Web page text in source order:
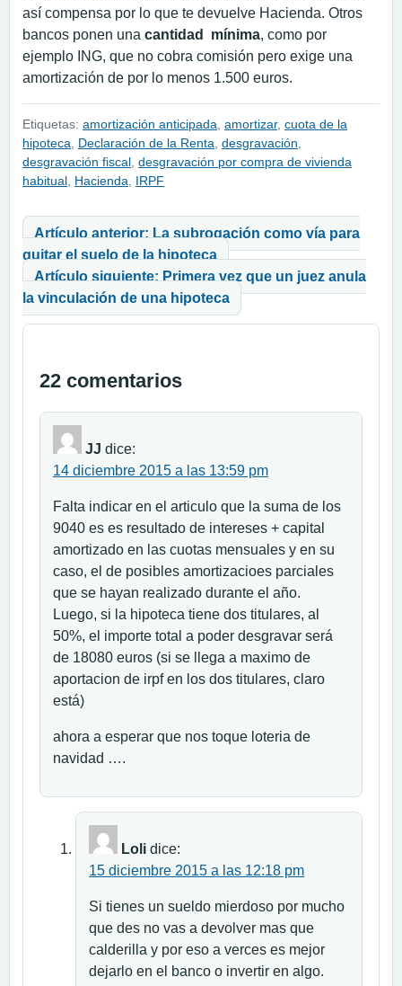
así compensa por lo que te devuelve Hacienda. Otros
bancos ponen una cantidad mínima, como por
ejemplo ING, que no cobra comisión pero exige una
amortización de por lo menos 1.500 euros.
Etiquetas: amortización anticipada amortizar, cuota de la
hipoteca
Declaración de la Renta desgravación
desgravación fiscal desgravación por compra de vivienda
habitual Hacienda IRPF
Navegación de entradas
Artículo anterior: La subrogación como vía para
quitar el suelo de la hipoteca
Artículo siguiente: Primera vez que un juez anula
la vinculación de una hipoteca
22 comentarios
JJ dice:
14 diciembre 2015 a las 13:59 pm
Falta indicar en el articulo que la suma de los
9040 es es resultado de intereses + capital
amortizado en las cuotas mensuales y en su
caso, el de posibles amortizacioes parciales
que se hayan realizado durante el año.
Luego, si la hipoteca tiene dos titulares, al
50%, el importe total a poder desgravar será
de 18080 euros (si se llega a maximo de
aportacion de irpf en los dos titulares, claro
está)
ahora a esperar que nos toque loteria de
navidad ….
Loli dice:
15 diciembre 2015 a las 12:18 pm
Si tienes un sueldo mierdoso por mucho
que des no vas a devolver mas que
calderilla y por eso a verces es mejor
dejarlo en el banco o invertir en algo.